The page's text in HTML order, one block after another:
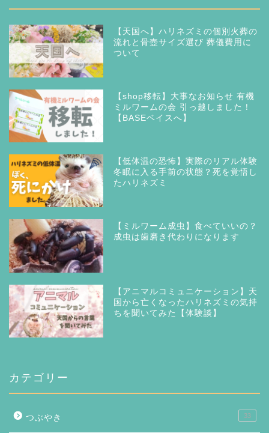
【天国へ】ハリネズミの個別火葬の
流れと骨壺サイズ選び 葬儀費用に
ついて
【shop移転】大事なお知らせ 有機
ミルワームの会 引っ越しました！
【BASEベイスへ】
【低体温の恐怖】実際のリアル体験
冬眠に入る手前の状態？死を覚悟し
たハリネズミ
【ミルワーム成虫】食べていいの？
成虫は歯磨き代わりになります
【アニマルコミュニケーション】天
国から亡くなったハリネズミの気持
ちを聞いてみた【体験談】
カテゴリー
つぶやき 33